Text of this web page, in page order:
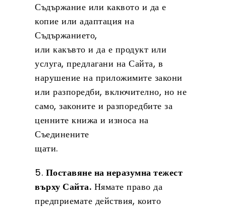
Съдържание или каквото и да е
копие или адаптация на
Съдържанието,
или какъвто и да е продукт или
услуга, предлагани на Сайта, в
нарушение на приложимите закони
или разпоредби, включително, но не
само, законите и разпоредбите за
ценните книжа и износа на
Съединените
щати.
5. Поставяне на неразумна тежест
върху Сайта. Нямате право да
предприемате действия, които